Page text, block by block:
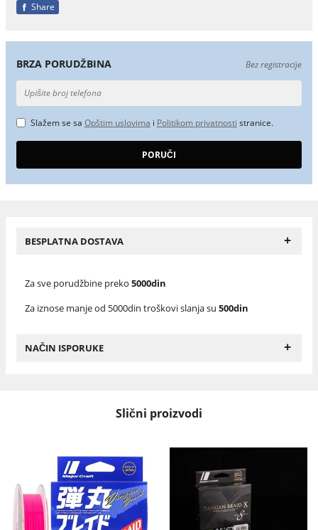
Share
BRZA PORUDŽBINA Bez registracije
Slažem se sa Opštim uslovima i Politikom privatnosti stranice.
BESPLATNA DOSTAVA +
Za sve porudžbine preko 5000din
Za iznose manje od 5000din troškovi slanja su 500din
NAČIN ISPORUKE +
Slični proizvodi